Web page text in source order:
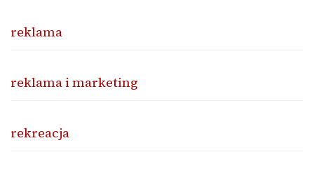
reklama
reklama i marketing
rekreacja